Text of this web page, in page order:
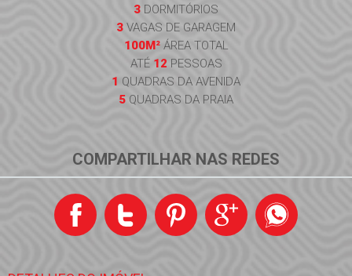
3 DORMITÓRIOS
3 VAGAS DE GARAGEM
100M²ÁREA TOTAL
ATÉ 12 PESSOAS
1 QUADRAS DA AVENIDA
5 QUADRAS DA PRAIA
COMPARTILHAR NAS REDES